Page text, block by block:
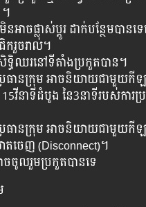
អាចផ្លាស់ប្តូរ ដាក់បន្ថែមបាន
រួចរាល់។
ទ្ធិឈរនៅទីតាំងប្រកួតបាន។
រធានក្រុម អាចនិយាយជាមួយកីឡ
វីនាទីដំបូង នៃ3នាទីរបស់កា
រធានក្រុម អាចនិយាយជាមួយកី
តចេញ (Disconnect)។
ចចូលរួមប្រកួតបានទេ